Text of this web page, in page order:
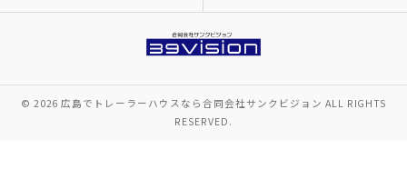
© 2026 広島でトレーラーハウスなら合同会社サンクビジョン ALL RIGHTS
RESERVED.